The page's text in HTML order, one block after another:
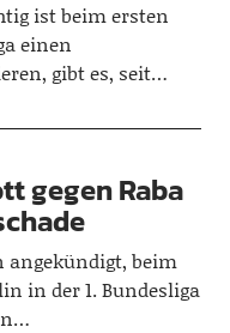
ist beim ersten
einen
gibt es, seit…
gegen Raba
angekündigt, beim
in der 1. Bundesliga